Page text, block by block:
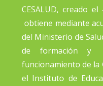
CESALUD, creado
obtiene mediante
del Ministerio de
de formación
funcionamiento de la
el Instituto de